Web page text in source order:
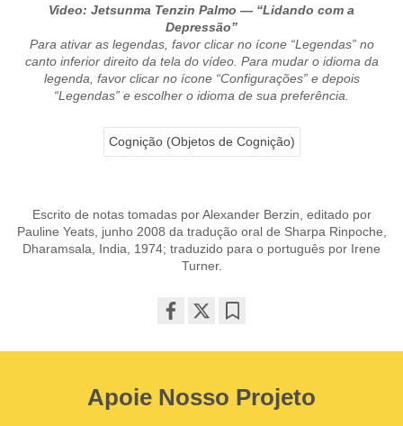
Video: Jetsunma Tenzin Palmo — “Lidando com a
Depressão”
Para ativar as legendas, favor clicar no ícone “Legendas” no
canto inferior direito da tela do vídeo. Para mudar o idioma da
legenda, favor clicar no ícone “Configurações” e depois
“Legendas” e escolher o idioma de sua preferência.
Cognição (Objetos de Cognição)
Escrito de notas tomadas por Alexander Berzin, editado por
Pauline Yeats, junho 2008 da tradução oral de Sharpa Rinpoche,
Dharamsala, India, 1974; traduzido para o português por Irene
Turner.
on
Apoie Nosso Projeto